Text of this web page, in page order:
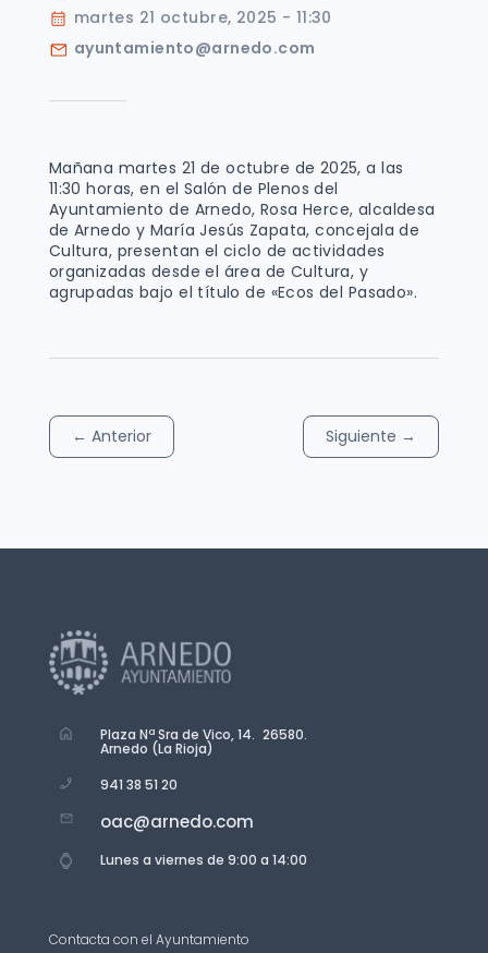
martes 21 octubre, 2025 - 11:30
ayuntamiento@arnedo.com
Mañana martes 21 de octubre de 2025, a las
11:30 horas, en el Salón de Plenos del
Ayuntamiento de Arnedo, Rosa Herce, alcaldesa
de Arnedo y María Jesús Zapata, concejala de
Cultura, presentan el ciclo de actividades
organizadas desde el área de Cultura, y
agrupadas bajo el título de «Ecos del Pasado».
← Anterior Siguiente →
Plaza Nª Sra de Vico, 14. 26580.
Arnedo (La Rioja)
941 38 51 20
oac@arnedo.com
Lunes a viernes de 9:00 a 14:00
Contacta con el Ayuntamiento